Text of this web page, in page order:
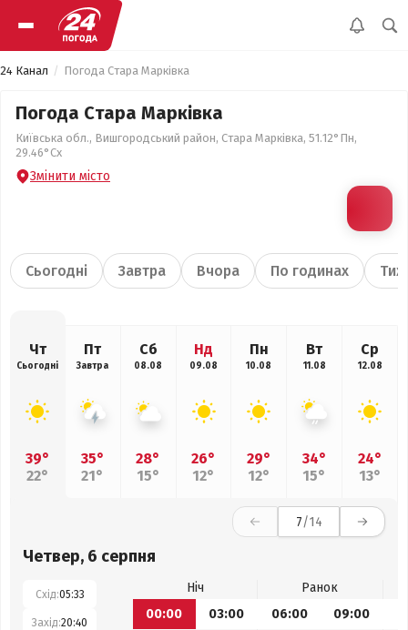
24 Канал Погода Стара Марківка
Погода Стара Марківка
Київська обл., Вишгородський район, Стара Марківка, 51.12°Пн,
29.46°Сх
Змінити місто
Сьогодні Завтра Вчора По годинах
Чт
Сьогодні
39°
22°
Пт
Завтра
35°
21°
Сб
08.08
28°
15°
Нд
09.08
26°
12°
Пн
10.08
29°
12°
Вт
11.08
34°
15°
Ср
12.08
24°
13°
7/14
Четвер, 6 серпня
Схід:05:33
Захід:20:40
Ніч
Ранок
00:00
03:00 06:00 09:00